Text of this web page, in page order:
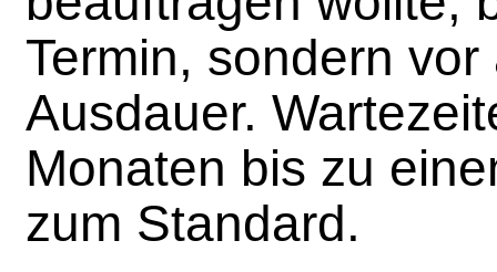
Termin, sondern vor
Ausdauer.
Monaten bis zu
zum Standard.